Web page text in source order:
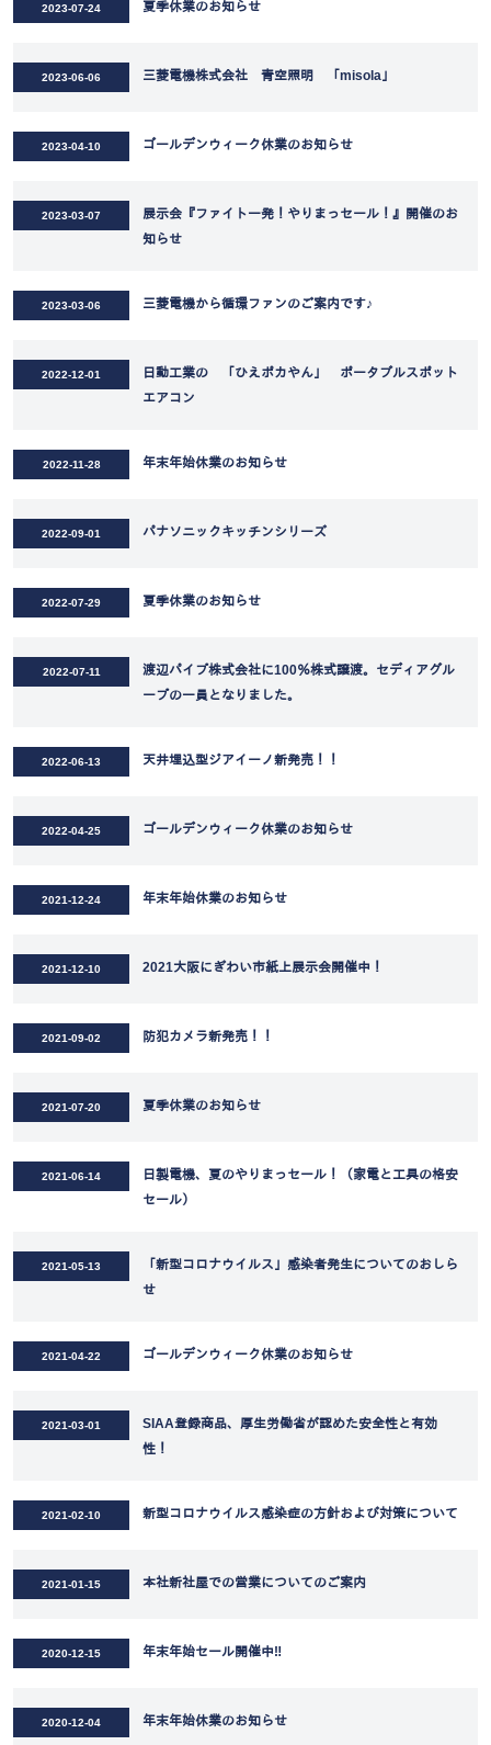
2023-07-24 夏季休業のお知らせ
2023-06-06 三菱電機株式会社 青空照明 「misola」
2023-04-10 ゴールデンウィーク休業のお知らせ
2023-03-07
展示会『ファイト一発！やりまっセール！』開催のお
知らせ
2023-03-06 三菱電機から循環ファンのご案内です♪
2022-12-01
日動工業の 「ひえポカやん」 ポータブルスポット
エアコン
2022-11-28 年末年始休業のお知らせ
2022-09-01 パナソニックキッチンシリーズ
2022-07-29 夏季休業のお知らせ
2022-07-11
渡辺パイプ株式会社に100％株式譲渡。セディアグル
ープの一員となりました。
2022-06-13 天井埋込型ジアイーノ新発売！！
2022-04-25 ゴールデンウィーク休業のお知らせ
2021-12-24 年末年始休業のお知らせ
2021-12-10 2021大阪にぎわい市紙上展示会開催中！
2021-09-02 防犯カメラ新発売！！
2021-07-20 夏季休業のお知らせ
2021-06-14
日製電機、夏のやりまっセール！（家電と工具の格安
セール）
2021-05-13
「新型コロナウイルス」感染者発生についてのおしら
せ
2021-04-22 ゴールデンウィーク休業のお知らせ
2021-03-01
SIAA登録商品、厚生労働省が認めた安全性と有効
性！
2021-02-10 新型コロナウイルス感染症の方針および対策について
2021-01-15 本社新社屋での営業についてのご案内
2020-12-15 年末年始セール開催中‼
2020-12-04 年末年始休業のお知らせ